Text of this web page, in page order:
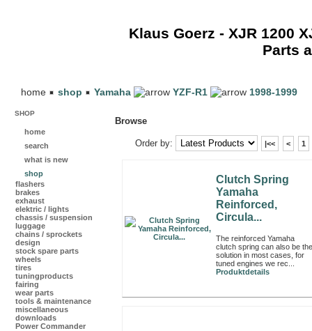
Klaus Goerz - XJR 1200
Parts
home shop Yamaha YZF-R1 1998-1999
SHOP
home
search
what is new
shop
flashers
brakes
exhaust
elektric / lights
chassis / suspension
luggage
chains / sprockets
design
stock spare parts
wheels
tires
tuningproducts
fairing
wear parts
tools & maintenance
miscellaneous
downloads
Power Commander
Browse
Order by: |<< < 1
Clutch Spring
Yamaha
Reinforced,
Circula...
The reinforced Yamaha
clutch spring can also be the
solution in most cases, for
tuned engines we rec...
Produktdetails